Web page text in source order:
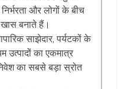
और लोगों के बीच
खास बनाते हैं।
साझेदार, पर्यटकों के
उत्पादों का एकमात्र
का सबसे बड़ा स्रोत